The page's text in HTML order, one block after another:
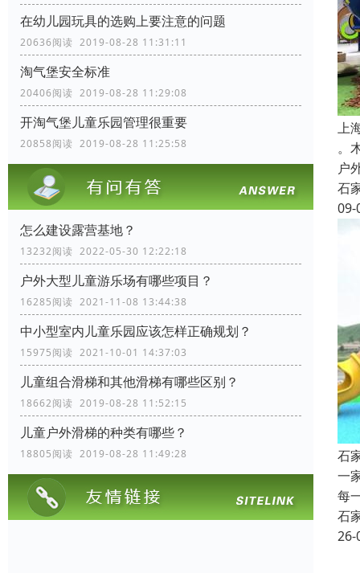
在幼儿园玩具的选购上要注意的问题
20636阅读 2019-08-28 11:31:11
淘气堡安全标准
20406阅读 2019-08-28 11:29:08
开淘气堡儿童乐园管理很重要
20858阅读 2019-08-28 11:25:58
怎么建设露营基地？
13232阅读 2022-05-30 12:22:18
户外大型儿童游乐场有哪些项目？
16285阅读 2021-11-08 13:44:38
中小型室内儿童乐园应该怎样正确规划？
15975阅读 2021-10-01 14:37:03
儿童组合滑梯和其他滑梯有哪些区别？
18662阅读 2019-08-28 11:52:15
儿童户外滑梯的种类有哪些？
18805阅读 2019-08-28 11:49:28
上
。
户
石
09-
石
一
每
石
26-